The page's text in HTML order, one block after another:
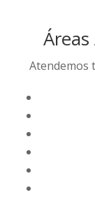
Atendemos